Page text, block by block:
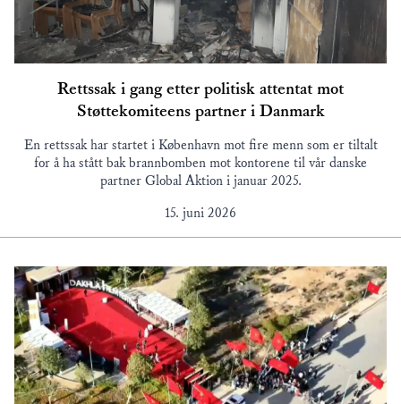
Rettssak i gang etter politisk attentat mot
Støttekomiteens partner i Danmark
En rettssak har startet i København mot fire menn som er tiltalt
for å ha stått bak brannbomben mot kontorene til vår danske
partner Global Aktion i januar 2025.
15. juni 2026